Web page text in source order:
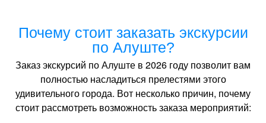
Почему стоит заказать экскурсии
по Алуште?
Заказ экскурсий по Алуште в 2026 году позволит вам
полностью насладиться прелестями этого
удивительного города. Вот несколько причин, почему
стоит рассмотреть возможность заказа мероприятий: